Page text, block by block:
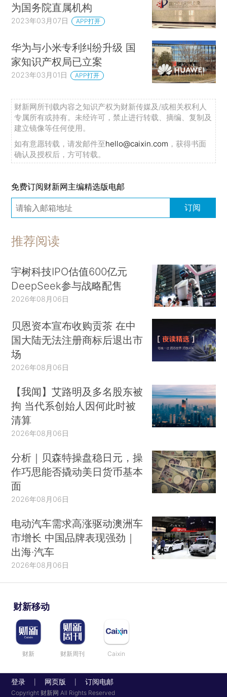
为国务院直属机构
2023年03月07日 APP打开
华为与小米专利纠纷升级 国
家知识产权局已立案
2023年03月01日 APP打开
财新网所刊载内容之知识产权为财新传媒及/或相关权利人
专属所有或持有。未经许可，禁止进行转载、摘编、复制及
建立镜像等任何使用。
如有意愿转载，请发邮件至hello@caixin.com ，获得书面
确认及授权后，方可转载。
免费订阅财新网主编精选版电邮
订阅
推荐阅读
宇树科技IPO估值600亿元
DeepSeek参与战略配售
2026年08月06日
贝恩资本宣布收购贡茶 在中
国大陆无法注册商标后退出市
场
2026年08月06日
【我闻】艾路明及多名股东被
拘 当代系创始人因何此时被
清算
2026年08月06日
分析｜贝森特操盘稳日元，操
作巧思能否撬动美日货币基本
面
2026年08月06日
电动汽车需求高涨驱动澳洲车
市增长 中国品牌表现强劲｜
出海·汽车
2026年08月06日
财新移动
财新 财新周刊 Caixin
登录 网页版 订阅电邮
Copyright 财新网 All Rights Reserved